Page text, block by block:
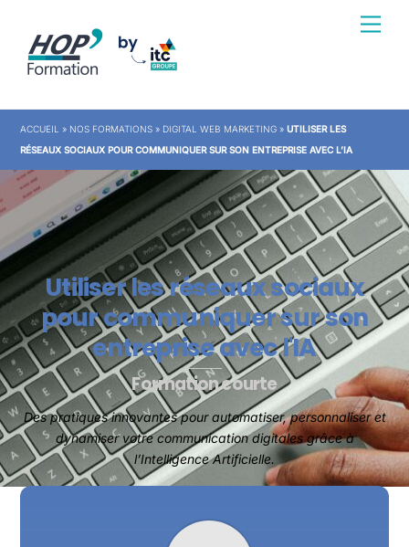
content
ACCUEIL » NOS FORMATIONS » DIGITAL WEB MARKETING »UTILISER LES
RÉSEAUX SOCIAUX POUR COMMUNIQUER SUR SON ENTREPRISE AVEC L’IA
Utiliser les réseaux sociaux
pour communiquer sur son
entreprise avec l'IA
Formation courte
Des pratiques innovantes pour automatiser, personnaliser et
dynamiser votre communication digitales grâce à
l’Intelligence Artificielle.